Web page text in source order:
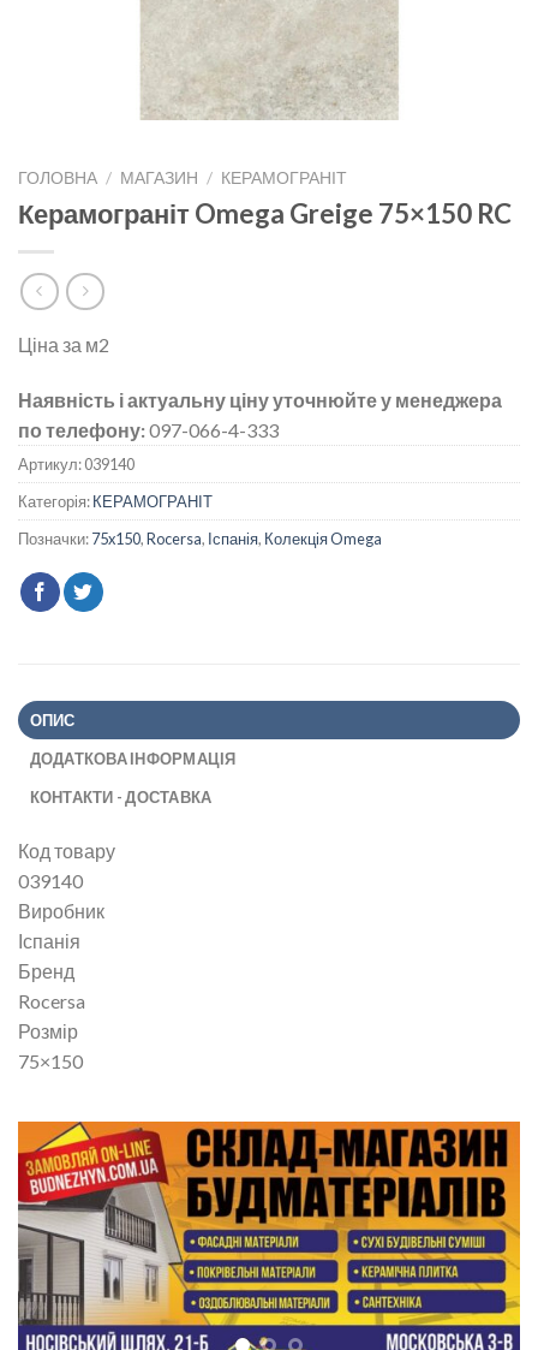
ГОЛОВНА / МАГАЗИН / КЕРАМОГРАНІТ
Керамограніт Omega Greige 75×150 RC
Ціна за м2
Наявність і актуальну ціну уточнюйте у менеджера
по телефону:097-066-4-333
Артикул:039140
Категорія:КЕРАМОГРАНІТ
Позначки:75x150,Rocersa, Іспанія, Колекція Omega
ОПИС
ДОДАТКОВА ІНФОРМАЦІЯ
КОНТАКТИ - ДОСТАВКА
Код товару
039140
Виробник
Іспанія
Бренд
Rocersa
Розмір
75×150